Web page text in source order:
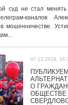
суд не стал
каналов
мошенничестве.
07.12.2018,
ПУБЛИКУЕМ
О
ОБЩЕСТВЕ